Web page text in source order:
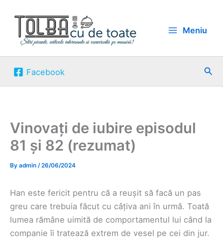
content
Meniu
Facebook
Vinovați de iubire episodul
81 și 82 (rezumat)
By admin /26/06/2024
Han este fericit pentru că a reușit să facă un pas
greu care trebuia făcut cu câțiva ani în urmă. Toată
lumea rămâne uimită de comportamentul lui când la
companie îi tratează extrem de vesel pe cei din jur.